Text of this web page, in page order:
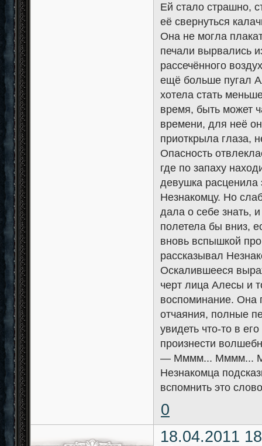
Ей стало страшно,
её свернуться
Она не могла
печали вырвались
рассечённого
ещё больше пугал
хотела стать
время, быть может
времени, для неё
приоткрыла глаза,
Опасность
где по запаху
девушка расценила
Незнакомцу. Но
дала о себе знать,
полетела бы вниз,
вновь вспышкой
рассказывал
Оскалившееся
черт лица Алесы и
воспоминание. Она
отчаяния, полные
увидеть что-то в
произнести
— Мммм... Мммм...
Незнакомца
вспомнить это
0
18.04.2011